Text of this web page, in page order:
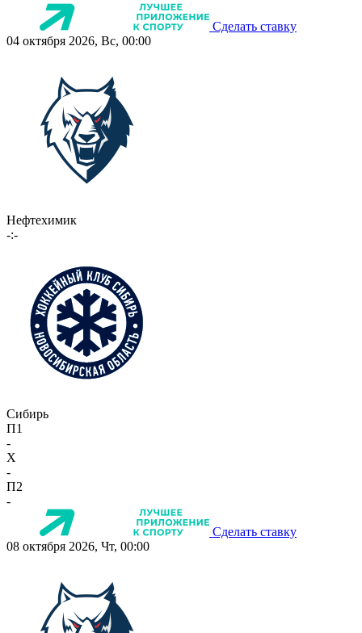
Сделать ставку
04 октября 2026, Вс, 00:00
Нефтехимик
-:-
Сибирь
П1
-
X
-
П2
-
Сделать ставку
08 октября 2026, Чт, 00:00